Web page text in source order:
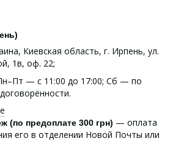
Киевская область, г. Ирпень, ул.
1в, оф. 22;
— с 11:00 до 17:00; Сб — по
(по предоплате 300 грн) — оплата
его в отделении Новой Почты или